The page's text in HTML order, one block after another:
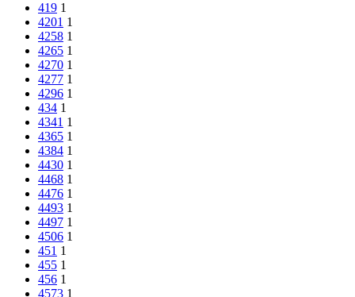
419 1
4201 1
4258 1
4265 1
4270 1
4277 1
4296 1
434 1
4341 1
4365 1
4384 1
4430 1
4468 1
4476 1
4493 1
4497 1
4506 1
451 1
455 1
456 1
4573 1